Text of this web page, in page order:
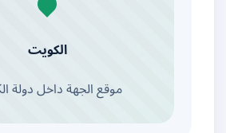
الكويت
موقع الجهة داخل دولة الكويت